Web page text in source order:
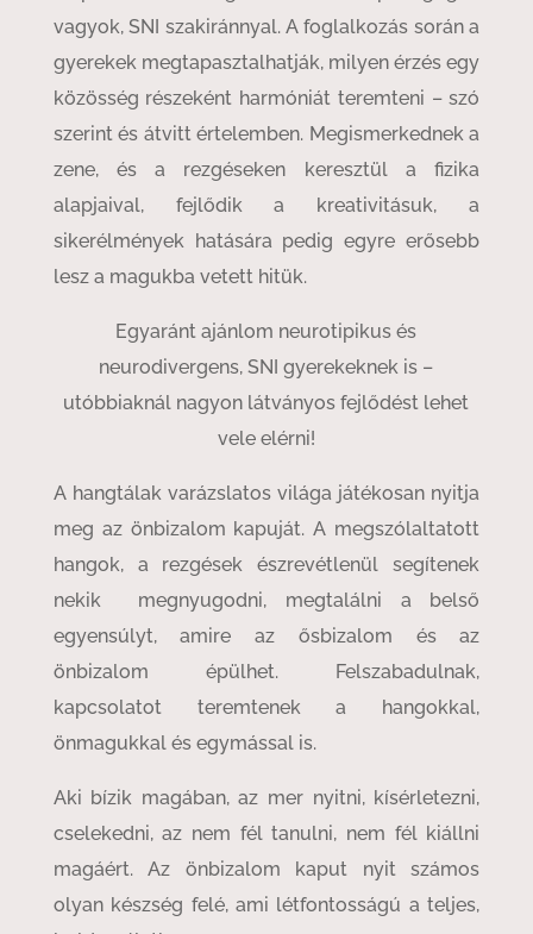
vagyok, SNI szakiránnyal. A foglalkozás során a
gyerekek megtapasztalhatják, milyen érzés egy
közösség részeként harmóniát teremteni – szó
szerint és átvitt értelemben. Megismerkednek a
zene, és a rezgéseken keresztül a fizika
alapjaival, fejlődik a kreativitásuk, a
sikerélmények hatására pedig egyre erősebb
lesz a magukba vetett hitük.
Egyaránt ajánlom neurotipikus és
neurodivergens, SNI gyerekeknek is –
utóbbiaknál nagyon látványos fejlődést lehet
vele elérni!
A hangtálak varázslatos világa játékosan nyitja
meg az önbizalom kapuját. A megszólaltatott
hangok, a rezgések észrevétlenül segítenek
nekik megnyugodni, megtalálni a belső
egyensúlyt, amire az ősbizalom és az
önbizalom épülhet. Felszabadulnak,
kapcsolatot teremtenek a hangokkal,
önmagukkal és egymással is.
Aki bízik magában, az mer nyitni, kísérletezni,
cselekedni, az nem fél tanulni, nem fél kiállni
magáért. Az önbizalom kaput nyit számos
olyan készség felé, ami létfontosságú a teljes,